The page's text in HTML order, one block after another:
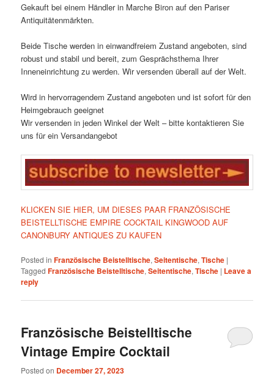
Gekauft bei einem Händler in Marche Biron auf den Pariser
Antiquitätenmärkten.
Beide Tische werden in einwandfreiem Zustand angeboten, sind
robust und stabil und bereit, zum Gesprächsthema Ihrer
Inneneinrichtung zu werden. Wir versenden überall auf der Welt.
Wird in hervorragendem Zustand angeboten und ist sofort für den
Heimgebrauch geeignet
Wir versenden in jeden Winkel der Welt – bitte kontaktieren Sie
uns für ein Versandangebot
KLICKEN SIE HIER, UM DIESES PAAR FRANZÖSISCHE
BEISTELLTISCHE EMPIRE COCKTAIL KINGWOOD AUF
CANONBURY ANTIQUES ZU KAUFEN
Posted in Französische Beistelltische,Seitentische,Tische |
Tagged Französische Beistelltische,Seitentische,Tische | Leave a
reply
Französische Beistelltische
Vintage Empire Cocktail
Posted on December 27, 2023